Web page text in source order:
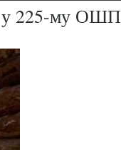
у 225-му ОШП